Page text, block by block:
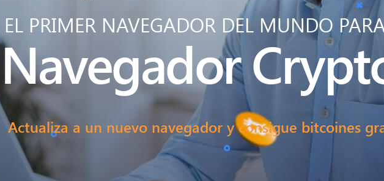
EL PRIMER NAVEGADOR DEL MUNDO
Navegador
Actualiza a un nuevo navegador y consigue bitcoines